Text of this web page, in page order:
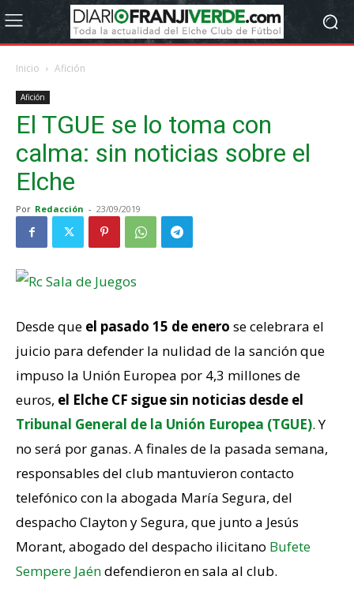
Inicio Afición
Afición
El TGUE se lo toma con
calma: sin noticias sobre el
Elche
Por Redacción - 23/09/2019
Desde que el pasado 15 de enero se celebrara el
juicio para defender la nulidad de la sanción que
impuso la Unión Europea por 4,3 millones de
euros, el Elche CF sigue sin noticias desde el
Tribunal General de la Unión Europea (TGUE). Y
no será por ganas. A finales de la pasada semana,
responsables del club mantuvieron contacto
telefónico con la abogada María Segura, del
despacho Clayton y Segura, que junto a Jesús
Morant, abogado del despacho ilicitano Bufete
Sempere Jaéndefendieron en sala al club.